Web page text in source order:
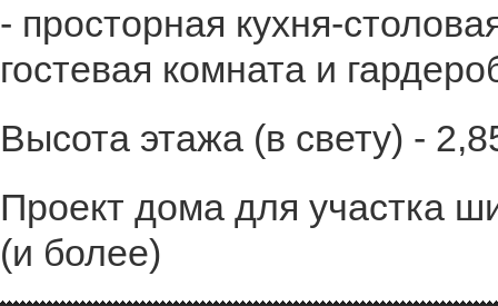
- просторная кухня-
гостевая комната и
Высота этажа (в свету) -
Проект дома для участка
(и более)